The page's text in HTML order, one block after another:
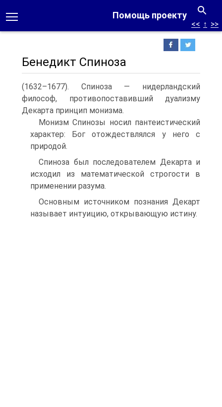
Помощь проекту
<< ↑ >>
Бенедикт Спиноза
(1632–1677). Спиноза — нидерландский
философ, противопоставивший дуализму
Декарта принцип монизма.
Монизм Спинозы носил пантеистический
характер: Бог отождествлялся у него с
природой.
Спиноза был последователем Декарта и
исходил из математической строгости в
применении разума.
Основным источником познания Декарт
называет интуицию, открывающую истину.